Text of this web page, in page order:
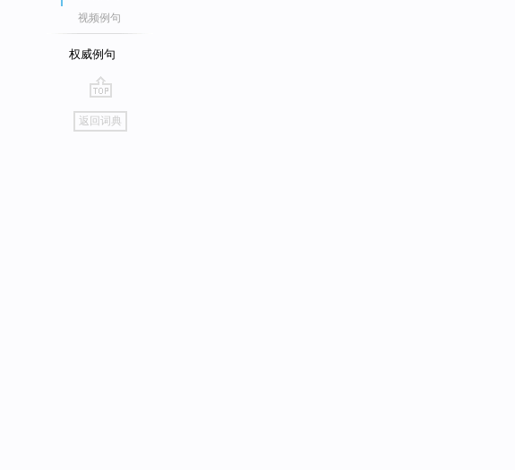
视频例句
权威例句
go
top
返回词典